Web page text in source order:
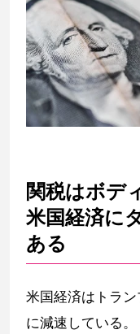
関税はボデ
米国経済に
ある
米国経済はトラ
に減速している。